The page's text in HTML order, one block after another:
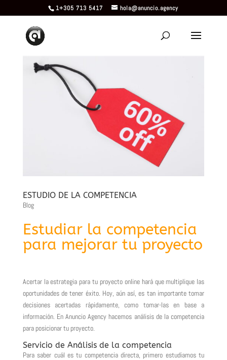
1+305 713 5417 hola@anuncio.agency
ESTUDIO DE LA COMPETENCIA
Blog
Estudiar la competencia
para mejorar tu proyecto
Acertar la estrategia para tu proyecto online hará que multiplique las
oportunidades de tener éxito. Hoy, aún así, es tan importante tomar
decisiones acertadas rápidamente, como tomar-las en base a
información. En Anuncio Agency hacemos análisis de la competencia
para posicionar tu proyecto.
Servicio de Análisis de la competencia
Para saber cuál es tu competencia directa, primero estudiamos tu